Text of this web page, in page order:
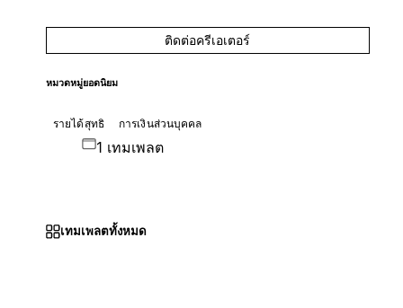
ติดต่อครีเอเตอร์
หมวดหมู่ยอดนิยม
รายได้สุทธิ การเงินส่วนบุคคล
1 เทมเพลต
เทมเพลตทั้งหมด